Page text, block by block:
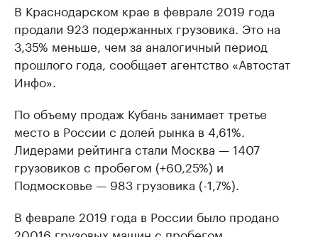
В Краснодарском крае в феврале 2019 года
продали 923 подержанных грузовика. Это на
3,35% меньше, чем за аналогичный период
прошлого года, сообщает агентство «Автостат
Инфо».
По объему продаж Кубань занимает третье
место в России с долей рынка в 4,61%.
Лидерами рейтинга стали Москва — 1407
грузовиков с пробегом (+60,25%) и
Подмосковье — 983 грузовика (-1,7%).
В феврале 2019 года в России было продано